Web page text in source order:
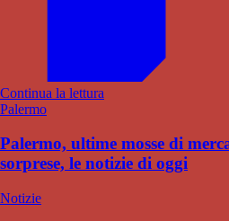
Continua la lettura
Palermo
Palermo, ultime mosse di
sorprese, le notizie di oggi
Notizie